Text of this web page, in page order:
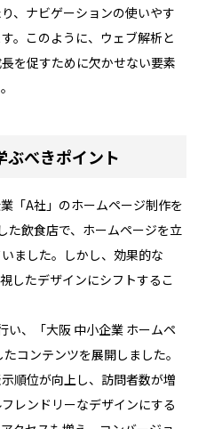
、ナビゲーションの使いやす
。このように、ウェブ解析と
を促すために欠かせない要素
ぶべきポイント
「A社」のホームページ制作を
た飲食店で、ホームページを立
ました。しかし、効果的な
したデザインにシフトするこ
い、「大阪 中小企業 ホームペ
コンテンツを展開しました。
順位が向上し、訪問者数が増
レンドリーなデザインにする